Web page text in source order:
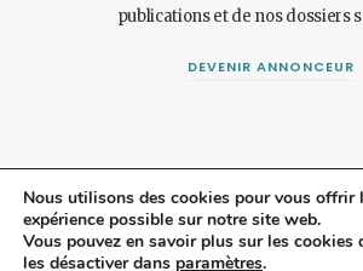
publications et de nos dossiers
DEVENIR ANNONCEUR
© 2024 Maisonetjardinmagazine.fr. Mentions
confidentialité
Nous utilisons des cookies pour vous offrir
expérience possible sur notre site web.
Vous pouvez en savoir plus sur les
les désactiver dans paramètres.